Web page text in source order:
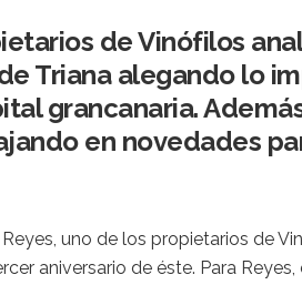
de Vinófilos
Triana alegando lo
grancanaria.
en novedades
uno de los propietarios de
aniversario de éste. Para